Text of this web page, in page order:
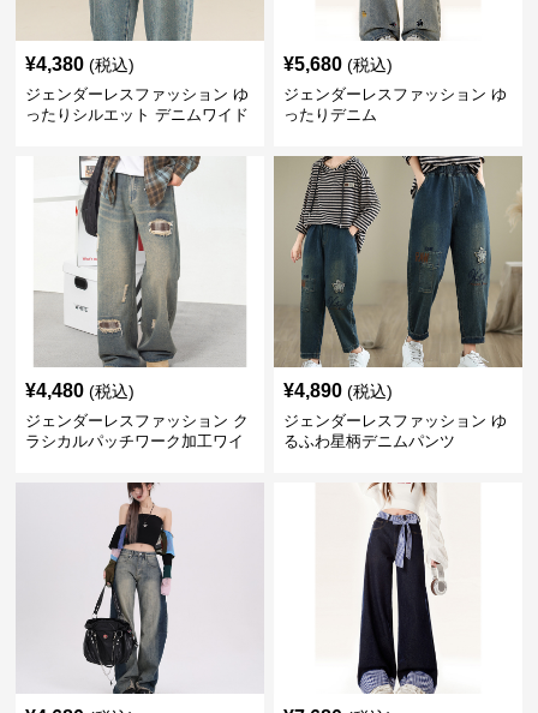
¥4,380 (税込)
ジェンダーレスファッション ゆ
ったりシルエット デニムワイド
¥5,680 (税込)
ジェンダーレスファッション ゆ
ったりデニム
¥4,480 (税込)
ジェンダーレスファッション ク
ラシカルパッチワーク加工ワイ
¥4,890 (税込)
ジェンダーレスファッション ゆ
るふわ星柄デニムパンツ